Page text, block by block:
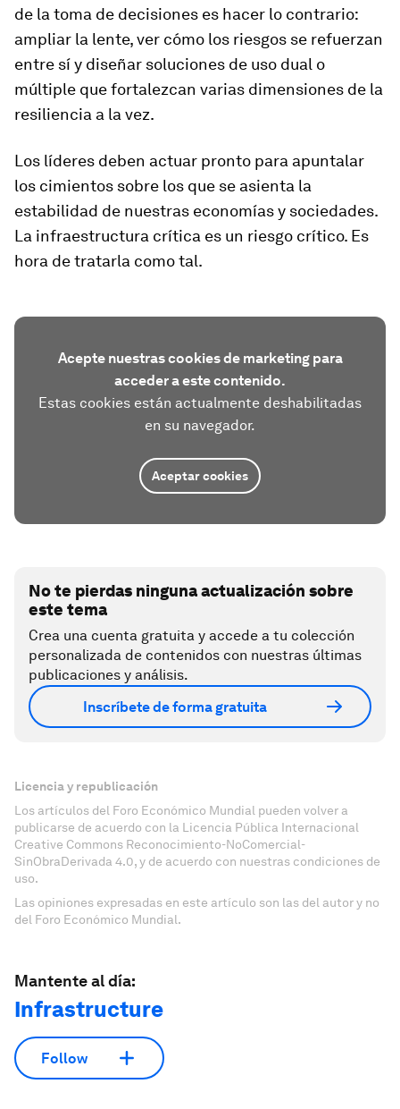
de la toma de decisiones es hacer lo contrario:
ampliar la lente, ver cómo los riesgos se refuerzan
entre sí y diseñar soluciones de uso dual o
múltiple que fortalezcan varias dimensiones de la
resiliencia a la vez.
Los líderes deben actuar pronto para apuntalar
los cimientos sobre los que se asienta la
estabilidad de nuestras economías y sociedades.
La infraestructura crítica es un riesgo crítico. Es
hora de tratarla como tal.
Acepte nuestras cookies de marketing para
acceder a este contenido.
Estas cookies están actualmente deshabilitadas
en su navegador.
Aceptar cookies
No te pierdas ninguna actualización sobre
este tema
Crea una cuenta gratuita y accede a tu colección
personalizada de contenidos con nuestras últimas
publicaciones y análisis.
Inscríbete de forma gratuita
Licencia y republicación
Los artículos del Foro Económico Mundial pueden volver a
publicarse de acuerdo con la Licencia Pública Internacional
Creative Commons Reconocimiento-NoComercial-
SinObraDerivada 4.0, y de acuerdo con nuestras condiciones de
uso.
Las opiniones expresadas en este artículo son las del autor y no
del Foro Económico Mundial.
Mantente al día:
Infrastructure
Follow